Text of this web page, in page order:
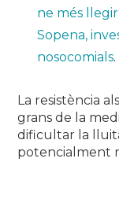
ne més llegir
Sopena,
nosocomials.
La resistència
grans de la
dificultar la
potencialment